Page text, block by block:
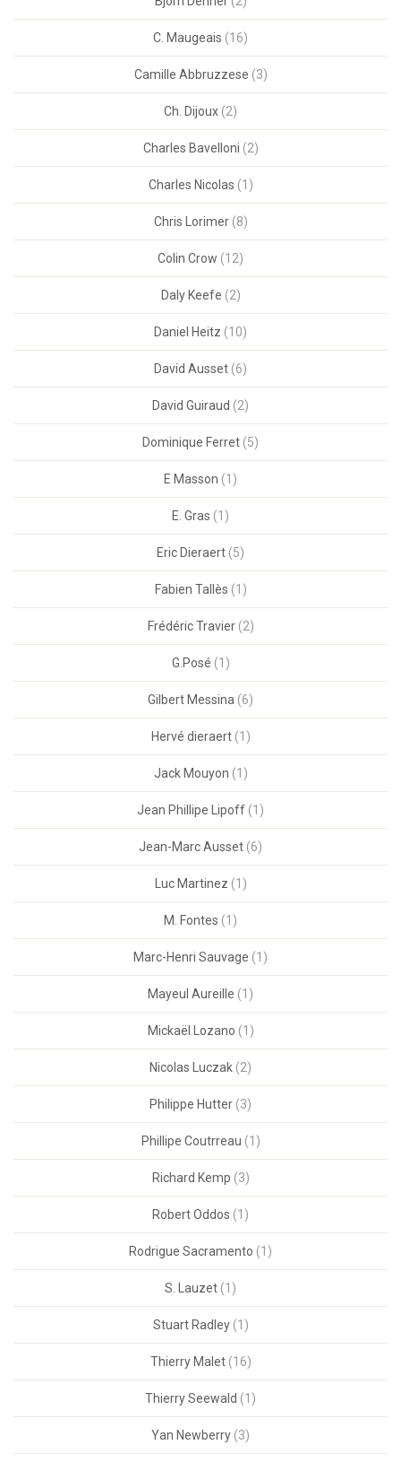
C. Maugeais (16)
Camille Abbruzzese (3)
Ch. Dijoux (2)
Charles Bavelloni (2)
Charles Nicolas (1)
Chris Lorimer(8)
Colin Crow (12)
Daly Keefe (2)
Daniel Heitz (10)
David Ausset (6)
David Guiraud (2)
Dominique Ferret (5)
E Masson (1)
E. Gras (1)
Eric Dieraert (5)
Fabien Tallès (1)
Frédéric Travier(2)
G.Posé (1)
Gilbert Messina (6)
Hervé dieraert(1)
Jack Mouyon (1)
Jean Phillipe Lipoff (1)
Jean-Marc Ausset (6)
Luc Martinez (1)
M. Fontes (1)
Marc-Henri Sauvage (1)
Mayeul Aureille (1)
Mickaël Lozano (1)
Nicolas Luczak (2)
Philippe Hutter (3)
Phillipe Coutrreau (1)
Richard Kemp (3)
Robert Oddos (1)
Rodrigue Sacramento (1)
S. Lauzet (1)
Stuart Radley(1)
Thierry Malet(16)
Thierry Seewald (1)
Yan Newberry (3)